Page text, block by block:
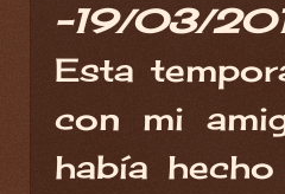
-19/03/
Esta
con mi
había